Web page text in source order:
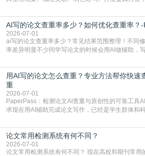
五遍还是过不了预检测的大有人在，这时候，找到
站，就能少走好多弯路。PaperPass：守护学术原
容的学术合规痛点去年帮一个本科师弟改
AI写的论文查重率多少？如何优化查重率？
2026-07-01
ai写的论文查重率多少？常见结果范围整理！不同
率差异明显不少同学写论文的时候会用AI做辅助，
实际情况和大家想的不太一样。AI训练依赖海量公
内容本质是按照语义概率拼接已有内容，很容易和
直接引用整段已有内容，所以查重率偏高是
用AI写的论文怎么查重？专业方法帮你快速
重
2026-07-01
PaperPass：检测论文AI查重与原创性的可靠工具
求现在用AI辅助完成论文写作，已经是学生群体和
但很多人忽略了，AI生成的内容天生带有重复风
含大量已公开的学术内容、网络原创内容，AI输出
复片
论文常用检测系统有何不同？
2026-07-01
论文常用检测系统有何不同？ 现在高校和期刊常用的论文查重系统主要是知网、